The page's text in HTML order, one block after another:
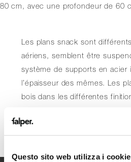
Questo sito web utilizza i cookie
cm, avec une profondeur de 60
Les plans snack sont
aériens, semblent être
système de supports en acier
l’épaisseur des mêmes. Les
bois dans les différentes
trois largeurs des îlots de
avec une profondeur